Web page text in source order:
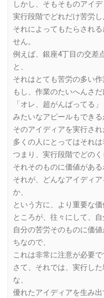
しかし、そもそものアイデ
実行段階でどれだけ苦労し
それによってもたらされ
せん。
例えば、銀座4丁目の交差
と、
それはとても苦労の多い作
もし、作業のたいへんさ
「オレ、超がんばってる」
みたいなアピールもできる
そのアイディアを実行され
多くの人にとってはそれは
つまり、実行段階でどの
それそのものに価値がある
それが、どんなアイディ
か、
という方に、より重要な価
ところが、往々にして、
自分の苦労そのものに価
ちなので、
これは非常に注意が必要で
さて、それでは、実行し
な、
優れたアイディアを生み